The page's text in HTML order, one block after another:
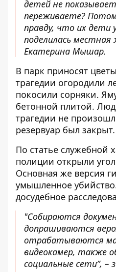
детей не
переживаете?
правду, что их дети
поделилась
Екатерина Мышар.
В парк приносят
трагедии огородили
покосили сорняки.
бетонной плитой.
трагедии не
резервуар был закрыт.
По статье служебной
полиции открыли
Основная же версия
умышленное
досудебное
"Собираются
допрашиваются
отрабатываются
видеокамер, также
социальные сети”, –